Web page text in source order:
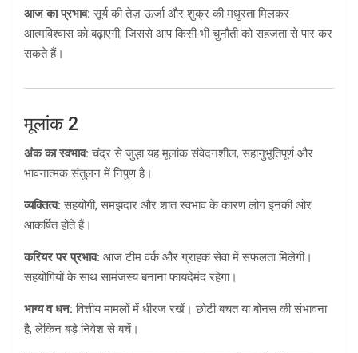
आज का प्रभाव: सूर्य की तेज़ ऊर्जा और शुक्र की मधुरता मिलकर
आत्मविश्वास को बढ़ाएगी, जिससे आप किसी भी चुनौती को सहजता से पार कर
सकते हैं।
मूलांक 2
अंक का स्वभाव: चंद्र से जुड़ा यह मूलांक संवेदनशील, सहानुभूतिपूर्ण और
भावनात्मक संतुलन में निपुण है।
व्यक्तित्व: सहयोगी, समझदार और शांत स्वभाव के कारण लोग इनकी ओर
आकर्षित होते हैं।
करियर पर प्रभाव: आज टीम वर्क और ग्राहक सेवा में सफलता मिलेगी।
सहयोगियों के साथ सामंजस्य बनाना फायदेमंद रहेगा।
भाग्य व धन: वित्तीय मामलों में धीरज रखें। छोटी बचत या बोनस की संभावना
है, लेकिन बड़े निवेश से बचें।